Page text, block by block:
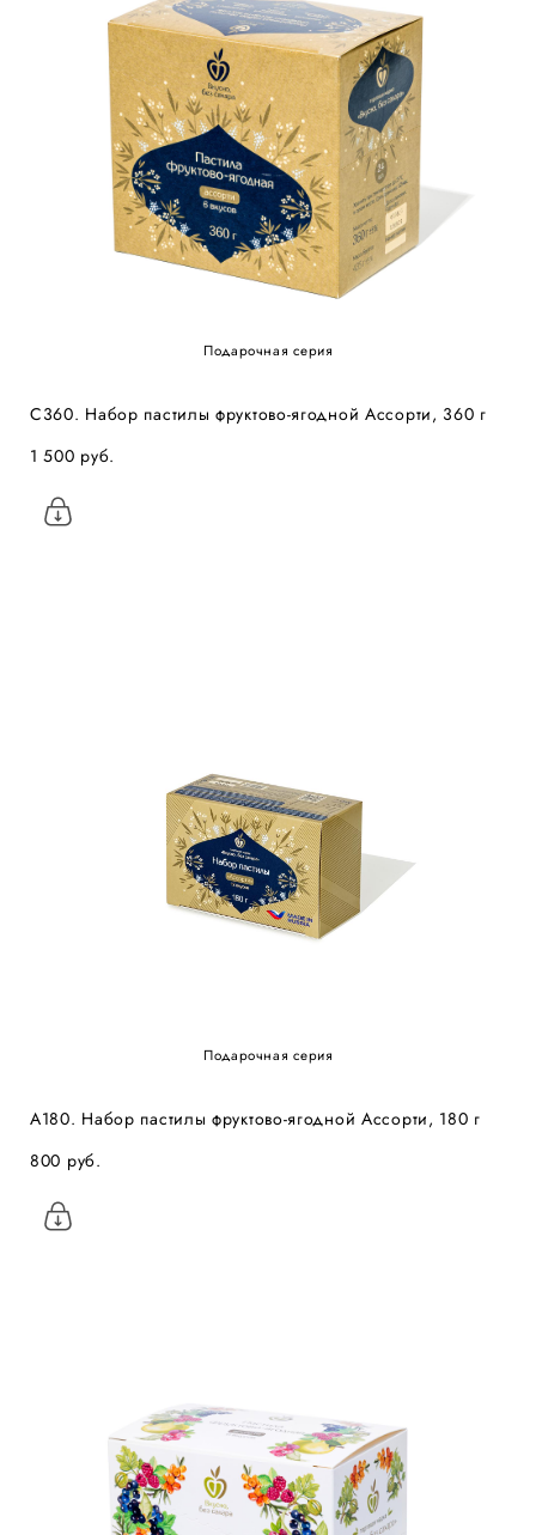
Подарочная серия
С360. Набор пастилы фруктово-ягодной Ассорти, 360 г
1 500 pуб.
Подарочная серия
А180. Набор пастилы фруктово-ягодной Ассорти, 180 г
800 pуб.